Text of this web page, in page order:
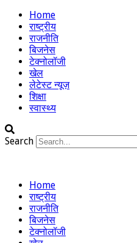
Home
राष्ट्रीय
राजनीति
बिजनेस
टेक्नोलॉजी
खेल
लेटेस्ट न्यूज़
शिक्षा
स्वास्थ्य
Search
Home
राष्ट्रीय
राजनीति
बिजनेस
टेक्नोलॉजी